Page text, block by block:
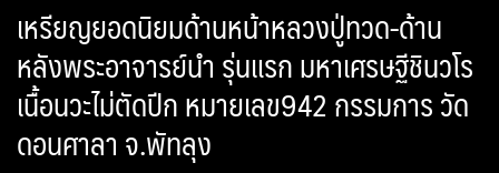
เหรียญยอดนิยมด้านหน้าหลวงปู่ทวด-ด้าน
หลังพระอาจารย์นำ รุ่นแรก มหาเศรษฐีชินวโร
เนื้อนวะไม่ตัดปีก หมายเลข942 กรรมการ วัด
ดอนศาลา จ.พัทลุง